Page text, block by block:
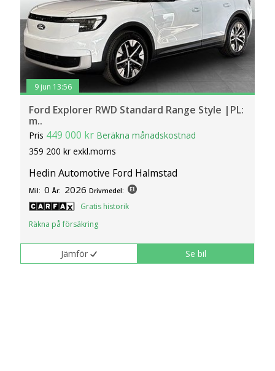
9 jun 13:56
Ford Explorer RWD Standard Range Style |PL:
m..
Pris 449 000 kr Beräkna månadskostnad
359 200 kr exkl.moms
Hedin Automotive Ford Halmstad
Mil: 0 År: 2026 Drivmedel:
Gratis historik
Räkna på försäkring
Jämför Se bil